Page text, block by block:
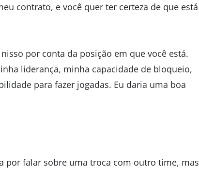
contrato, e você quer ter certeza de que está
por conta da posição em que você está.
liderança, minha capacidade de bloqueio,
para fazer jogadas. Eu daria uma boa
por falar sobre uma troca com outro time, mas